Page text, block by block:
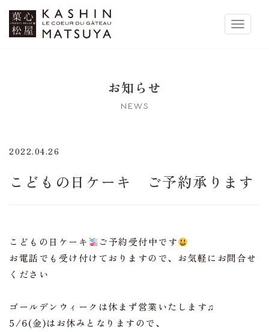
お知らせ
NEWS
2022.04.26
こどもの日ケーキ ご予約承ります
こどもの日ケーキ
ご予約受付中です
お電話でも受け付けておりますので、お気軽にお問合せ
ください
ゴールデンウィークは休まず営業いたします♫
5/6(金)はお休みとなりますので、